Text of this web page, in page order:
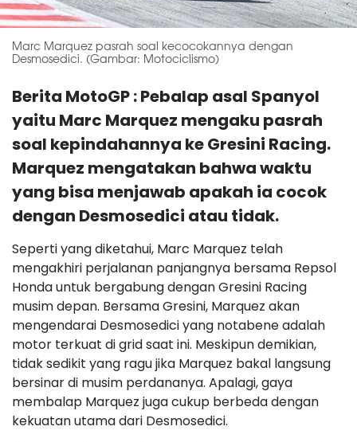
Marc Marquez pasrah soal kecocokannya dengan
Desmosedici. (Gambar: Motociclismo)
Berita MotoGP : Pebalap asal Spanyol
yaitu Marc Marquez mengaku pasrah
soal kepindahannya ke Gresini Racing.
Marquez mengatakan bahwa waktu
yang bisa menjawab apakah ia cocok
dengan Desmosedici atau tidak.
Seperti yang diketahui, Marc Marquez telah
mengakhiri perjalanan panjangnya bersama Repsol
Honda untuk bergabung dengan Gresini Racing
musim depan. Bersama Gresini, Marquez akan
mengendarai Desmosedici yang notabene adalah
motor terkuat di grid saat ini. Meskipun demikian,
tidak sedikit yang ragu jika Marquez bakal langsung
bersinar di musim perdananya. Apalagi, gaya
membalap Marquez juga cukup berbeda dengan
kekuatan utama dari Desmosedici.